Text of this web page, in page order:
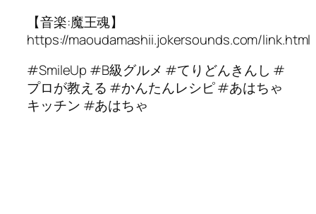
【音楽:魔王魂】
https://maoudamashii.jokersounds.com/link.html
#SmileUp #B級グルメ #てりどんきんし #
プロが教える #かんたんレシピ #あはちゃ
キッチン #あはちゃ